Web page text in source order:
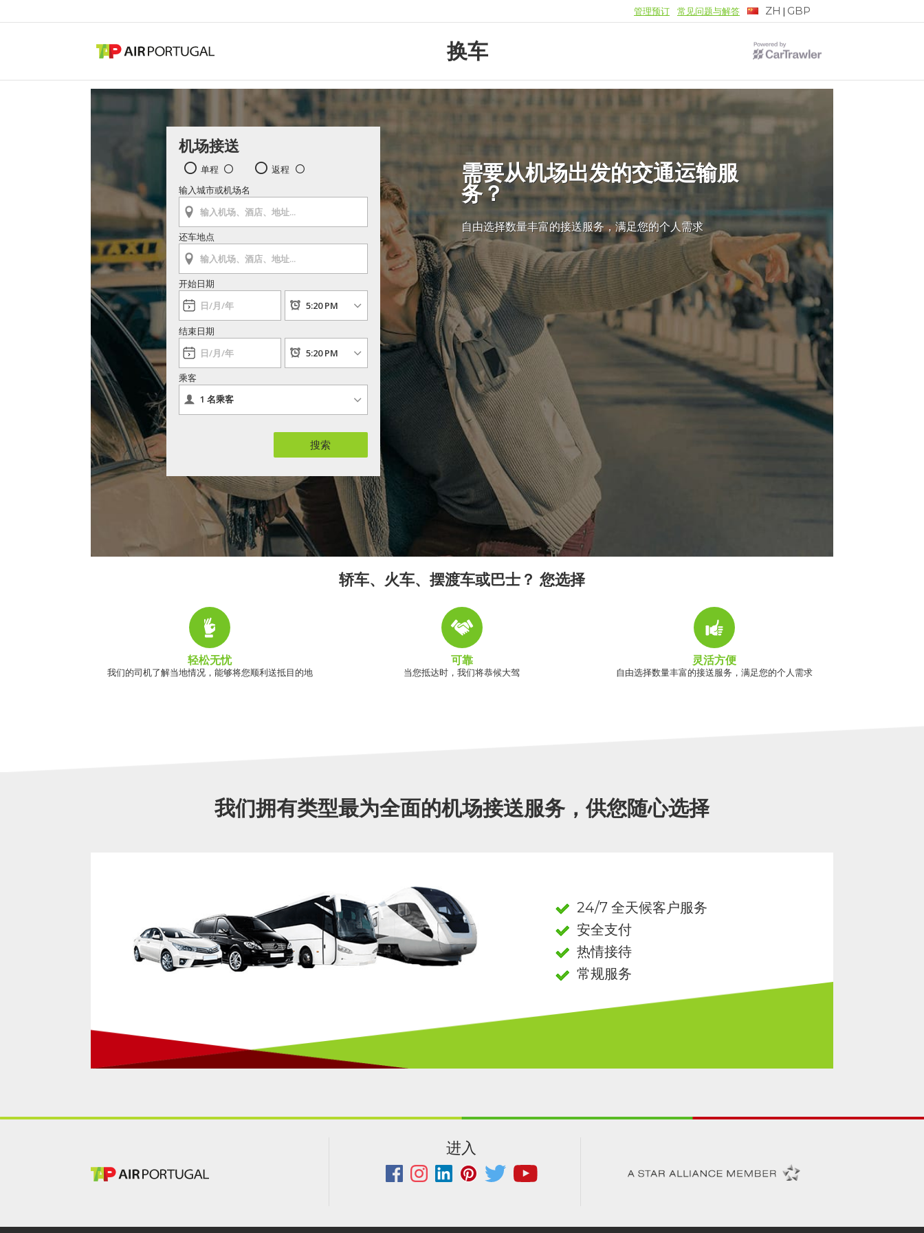
管理预订 常见问题与解答 ZH | GBP
换车
机场接送
单程
返程
输入城市或机场名
还车地点
开始日期
结束日期
乘客
搜索
需要从机场出发的交通运输服
务？
自由选择数量丰富的接送服务，满足您的个人需求
轿车、火车、摆渡车或巴士？ 您选择
轻松无忧
我们的司机了解当地情况，能够将您顺利送抵目的地
可靠
当您抵达时，我们将恭候大驾
灵活方便
自由选择数量丰富的接送服务，满足您的个人需求
我们拥有类型最为全面的机场接送服务，供您随心选择
24/7 全天候客户服务
安全支付
热情接待
常规服务
进入